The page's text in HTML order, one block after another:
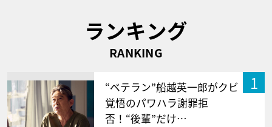
ランキング
RANKING
1
“ベテラン”船越英一郎がクビ
覚悟のパワハラ謝罪拒
否！“後輩”だけ…